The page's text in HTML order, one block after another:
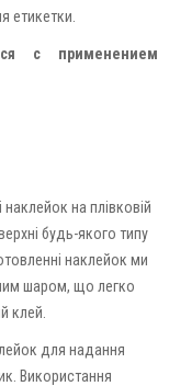
етикетки.
с применением
на плівковій
будь-якого типу
наклейок ми
шаром, що легко
клей.
для надання
Використання